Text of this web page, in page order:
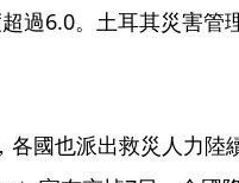
過6.0。土耳其災害管
各國也派出救災人力陸